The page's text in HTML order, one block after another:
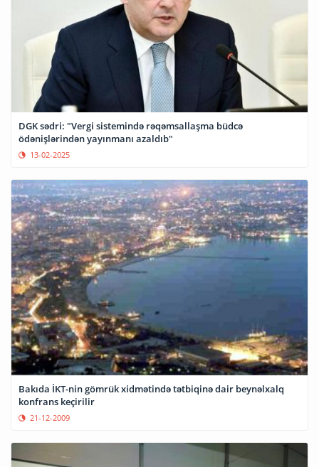
DGK sədri: "Vergi sistemində rəqəmsallaşma büdcə
ödənişlərindən yayınmanı azaldıb"
13-02-2025
Bakıda İKT-nin gömrük xidmətində tətbiqinə dair beynəlxalq
konfrans keçirilir
21-12-2009